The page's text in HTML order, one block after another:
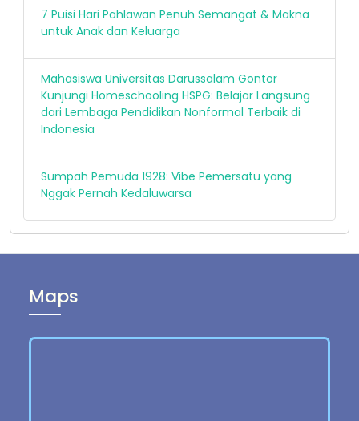
7 Puisi Hari Pahlawan Penuh Semangat & Makna
untuk Anak dan Keluarga
Mahasiswa Universitas Darussalam Gontor
Kunjungi Homeschooling HSPG: Belajar Langsung
dari Lembaga Pendidikan Nonformal Terbaik di
Indonesia
Sumpah Pemuda 1928: Vibe Pemersatu yang
Nggak Pernah Kedaluwarsa
Maps